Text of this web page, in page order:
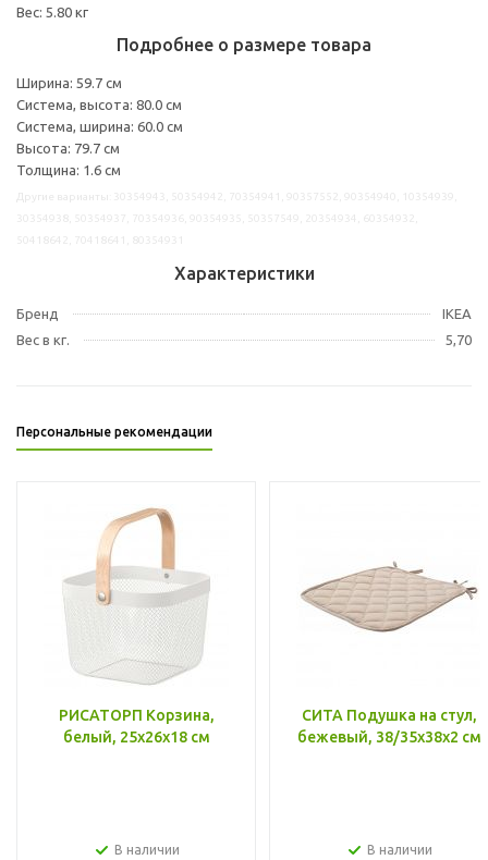
Вес: 5.80 кг
Подробнее о размере товара
Ширина: 59.7 см
Система, высота: 80.0 см
Система, ширина: 60.0 см
Высота: 79.7 см
Толщина: 1.6 см
Характеристики
Бренд
IKEA
Вес в кг.
5,70
Персональные рекомендации
РИСАТОРП Корзина,
белый, 25x26x18 см
В наличии
СИТА Подушка на стул,
бежевый, 38/35x38x2 см
В наличии